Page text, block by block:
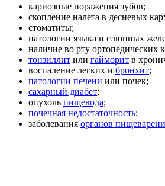
кариозные поражения зубов;
скопление налета в десневых
стоматиты;
патологии языка и слюнных
наличие во рту ортопедических
тонзиллит или гайморит в
воспаление легких и бронхит;
патологии печени или почек;
сахарный диабет;
опухоль пищевода;
почечная недостаточность;
заболевания органов